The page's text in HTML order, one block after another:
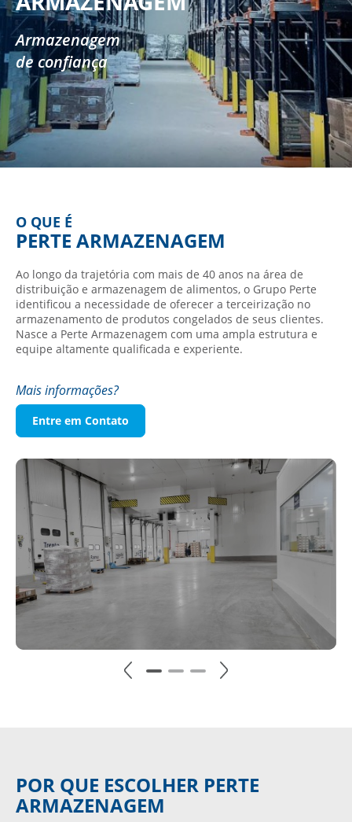
Armazenagem
de confiança
Armazenagem
de confiança
Armazenagem
de confiança
O QUE É
PERTE ARMAZENAGEM
Ao longo da trajetória com mais de 40 anos na área de
distribuição e armazenagem de alimentos, o Grupo Perte
identificou a necessidade de oferecer a terceirização no
armazenamento de produtos congelados de seus clientes.
Nasce a Perte Armazenagem com uma ampla estrutura e
equipe altamente qualificada e experiente.
Mais informações?
Entre em Contato
POR QUE ESCOLHER PERTE
ARMAZENAGEM